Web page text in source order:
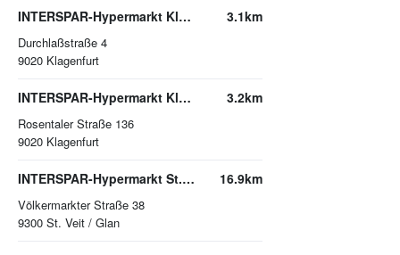
INTERSPAR-Hypermarkt Klagenfurt
Durchlaßstraße 4
9020 Klagenfurt
3.1km
INTERSPAR-Hypermarkt Klagenfurt-Süd
Rosentaler Straße 136
9020 Klagenfurt
3.2km
INTERSPAR-Hypermarkt St. Veit/Glan
Völkermarkter Straße 38
9300 St. Veit / Glan
16.9km